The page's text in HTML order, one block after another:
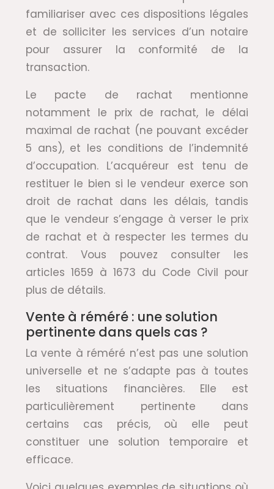
familiariser avec ces dispositions légales
et de solliciter les services d’un notaire
pour assurer la conformité de la
transaction.
Le pacte de rachat mentionne
notamment le prix de rachat, le délai
maximal de rachat (ne pouvant excéder
5 ans), et les conditions de l’indemnité
d’occupation. L’acquéreur est tenu de
restituer le bien si le vendeur exerce son
droit de rachat dans les délais, tandis
que le vendeur s’engage à verser le prix
de rachat et à respecter les termes du
contrat. Vous pouvez consulter les
articles 1659 à 1673 du Code Civil pour
plus de détails.
Vente à réméré : une solution
pertinente dans quels cas ?
La vente à réméré n’est pas une solution
universelle et ne s’adapte pas à toutes
les situations financières. Elle est
particulièrement pertinente dans
certains cas précis, où elle peut
constituer une solution temporaire et
efficace.